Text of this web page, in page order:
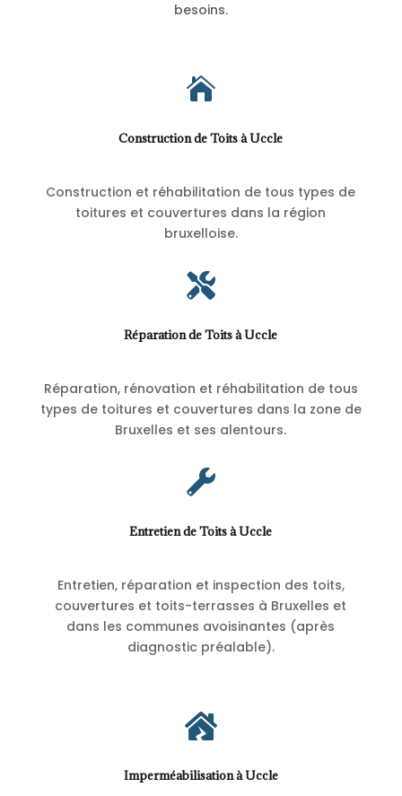
besoins.

Construction de Toits à Uccle
Construction et réhabilitation de tous types de
toitures et couvertures dans la région
bruxelloise.

Réparation de Toits à Uccle
Réparation, rénovation et réhabilitation de tous
types de toitures et couvertures dans la zone de
Bruxelles et ses alentours.

Entretien de Toits à Uccle
Entretien, réparation et inspection des toits,
couvertures et toits-terrasses à Bruxelles et
dans les communes avoisinantes (après
diagnostic préalable).

Imperméabilisation à Uccle